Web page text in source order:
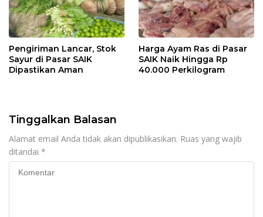
Pengiriman Lancar, Stok
Sayur di Pasar SAIK
Dipastikan Aman
Harga Ayam Ras di Pasar
SAIK Naik Hingga Rp
40.000 Perkilogram
Tinggalkan Balasan
Alamat email Anda tidak akan dipublikasikan. Ruas yang wajib
ditandai *